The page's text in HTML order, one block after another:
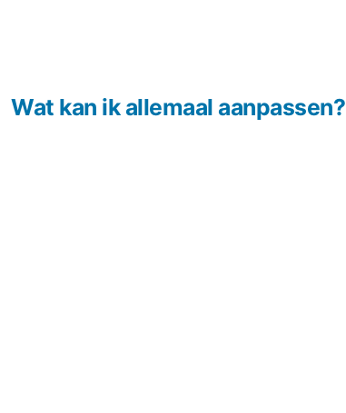
Wat kan ik allemaal aanpassen?